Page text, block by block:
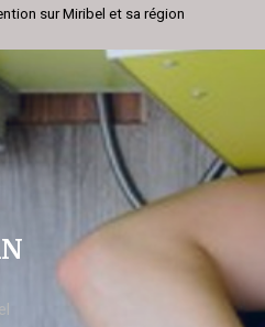
sur Miribel et sa région